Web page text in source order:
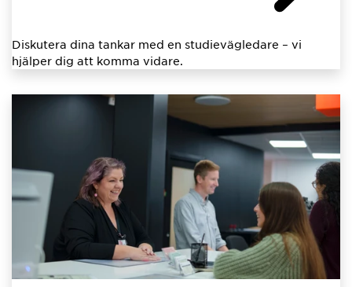
Diskutera dina tankar med en studievägledare – vi
hjälper dig att komma vidare.